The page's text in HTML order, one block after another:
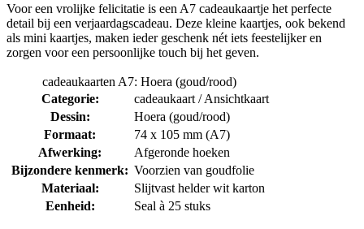
Voor een vrolijke felicitatie is een A7 cadeaukaartje het perfecte
detail bij een verjaardagscadeau. Deze kleine kaartjes, ook bekend
als mini kaartjes, maken ieder geschenk nét iets feestelijker en
zorgen voor een persoonlijke touch bij het geven.
cadeaukaarten A7: Hoera (goud/rood)
Categorie:
cadeaukaart / Ansichtkaart
Dessin:
Hoera (goud/rood)
Formaat:
74 x 105 mm (A7)
Afwerking:
Afgeronde hoeken
Bijzondere kenmerk: Voorzien van goudfolie
Materiaal:
Slijtvast helder wit karton
Eenheid:
Seal à 25 stuks